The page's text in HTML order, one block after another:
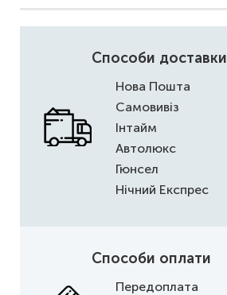
Способи доставки
Нова Пошта
Самовивіз
Інтайм
Автолюкс
Гюнсел
Нічний Експрес
Способи оплати
Передоплата